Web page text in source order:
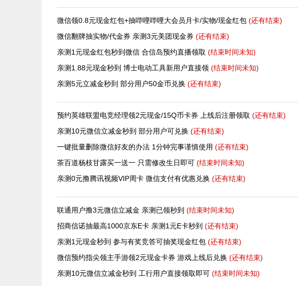
微信领0.8元现金红包+抽哔哩哔哩大会员月卡/实物/现金红包 (还有结束)
微信翻牌抽实物/代金券 亲测3元美团现金券 (还有结束)
亲测1元现金红包秒到微信 合信岛预约直播领取 (结束时间未知)
亲测1.88元现金秒到 博士电动工具新用户直接领 (结束时间未知)
亲测5元立减金秒到 部分用户50金币兑换 (还有结束)
预约英雄联盟电竞经理领2元现金/15Q币卡券 上线后注册领取 (还有结束)
亲测10元微信立减金秒到 部分用户可兑换 (还有结束)
一键批量删除微信好友的办法 1分钟完事谨慎使用 (还有结束)
茶百道杨枝甘露买一送一 只需修改生日即可 (结束时间未知)
亲测0元撸腾讯视频VIP周卡 微信支付有优惠兑换 (还有结束)
联通用户撸3元微信立减金 亲测已领秒到 (结束时间未知)
招商信诺抽最高1000京东E卡 亲测1元E卡秒到 (还有结束)
亲测1元现金秒到 参与有奖竞答可抽奖现金红包 (还有结束)
微信预约指尖领主手游领2元现金卡券 游戏上线后兑换 (还有结束)
亲测10元微信立减金秒到 工行用户直接领取即可 (结束时间未知)